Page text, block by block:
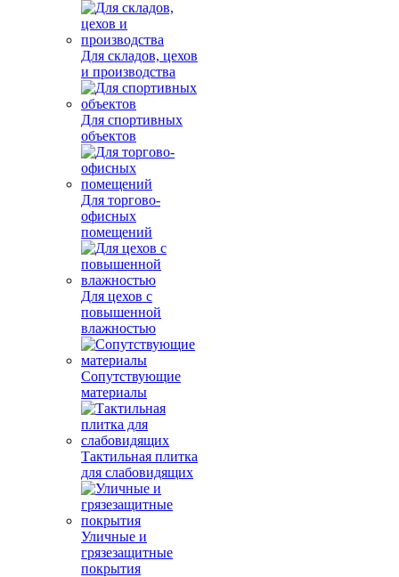
Для складов, цехов
и производства
Для спортивных
объектов
Для торгово-
офисных
помещений
Для цехов с
повышенной
влажностью
Сопутствующие
материалы
Тактильная плитка
для слабовидящих
Уличные и
грязезащитные
покрытия